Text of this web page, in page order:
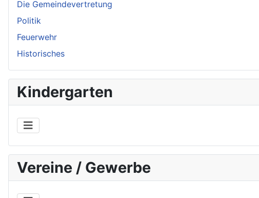
Die Gemeindevertretung
Politik
Feuerwehr
Historisches
Kindergarten
Vereine / Gewerbe